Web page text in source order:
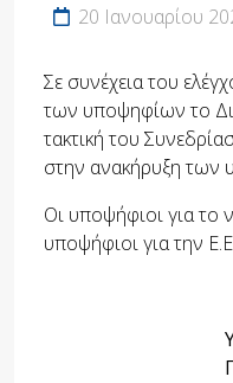
20 Ιανουαρίου
Σε συνέχεια του
των υποψηφίων το
τακτική του
στην ανακήρυξη
Οι υποψήφιοι για το
υποψήφιοι για την